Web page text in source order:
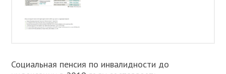
Социальная пенсия по инвалидности до